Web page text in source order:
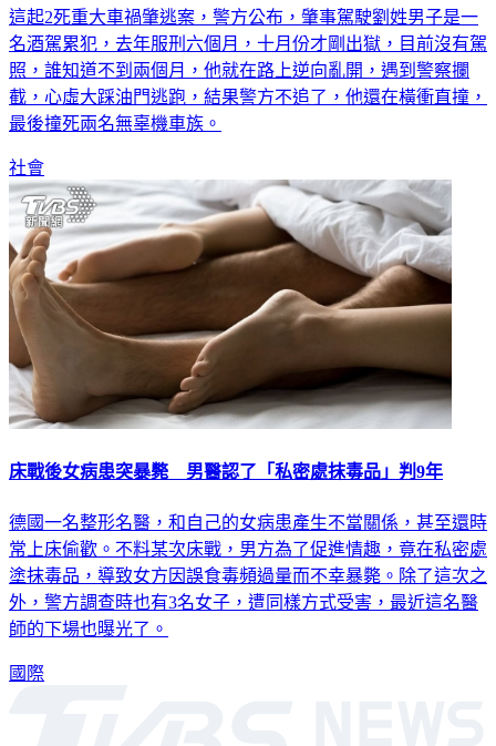
這起2死重大車禍肇逃案，警方公布，肇事駕駛劉姓男子是一
名酒駕累犯，去年服刑六個月，十月份才剛出獄，目前沒有駕
照，誰知道不到兩個月，他就在路上逆向亂開，遇到警察攔
截，心虛大踩油門逃跑，結果警方不追了，他還在橫衝直撞，
最後撞死兩名無辜機車族。
社會
床戰後女病患突暴斃 男醫認了「私密處抹毒品」判9年
德國一名整形名醫，和自己的女病患產生不當關係，甚至還時
常上床偷歡。不料某次床戰，男方為了促進情趣，竟在私密處
塗抹毒品，導致女方因誤食毒頻過量而不幸暴斃。除了這次之
外，警方調查時也有3名女子，遭同樣方式受害，最近這名醫
師的下場也曝光了。
國際